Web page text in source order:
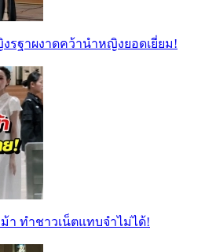
รฐาผงาดคว้านำหญิงยอดเยี่ยม!
า ทำชาวเน็ตแทบจำไม่ได้!